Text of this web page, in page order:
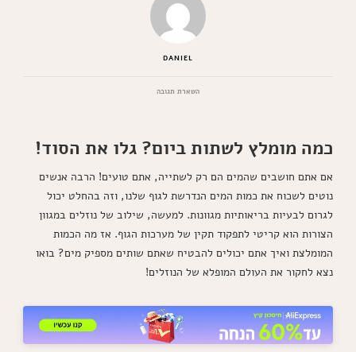
DANIEL
השארת תגובהבנושא
ביום?
גילוי
כמה מומלץ לשתות ביום? גלו את הסוד!
אם אתם חושבים שהמים הם רק לשתייה, אתם טועים! הרבה אנשים
נוטים לשכוח את כמות המים הנדרשת לגוף שלנו, וזה בהחלט יכול
לגרום לבעיות בריאותיות מגוונות. למעשה, שילוב של נוזלים במגוון
הצורות הוא קריטי לתפקוד תקין של מערכות הגוף. אז מה הכמות
המומלצת ואיך אתם יכולים להבטיח שאתם שותים מספיק מים? בואו
נצא לחקור את העולם המופלא של הנוזלים!